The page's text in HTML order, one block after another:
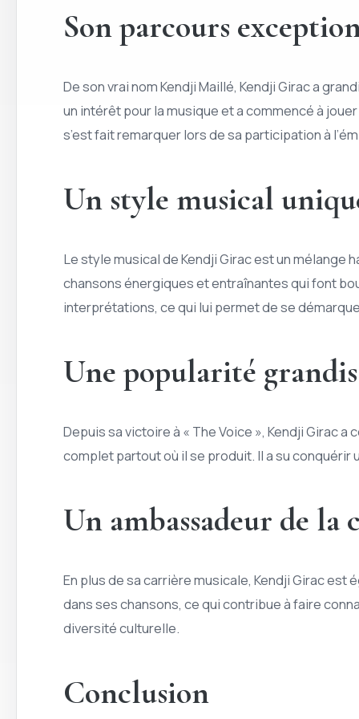
Son parcours
De son vrai nom Kendji Maillé, Kendji Girac a
un intérêt pour la musique et a commencé à
s’est fait remarquer lors de sa participation à
Un style musical
Le style musical de Kendji Girac est un
chansons énergiques et entraînantes qui font
interprétations, ce qui lui permet de se
Une popularité
Depuis sa victoire à « The Voice », Kendji Girac
complet partout où il se produit. Il a su
Un ambassadeur de
En plus de sa carrière musicale, Kendji Girac
dans ses chansons, ce qui contribue à faire
diversité culturelle.
Conclusion